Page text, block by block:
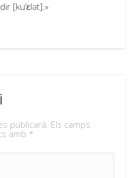
[ku’ɛlət].»
publicarà. Els camps
amb *